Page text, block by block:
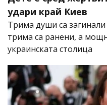
удари край Киев
Трима души са
трима са ранени, а
украинската столица